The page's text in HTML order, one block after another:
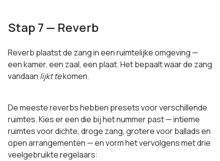
Stap 7 — Reverb
Reverb plaatst de zang in een ruimtelijke omgeving —
een kamer, een zaal, een plaat. Het bepaalt waar de zang
vandaan lijkt tekomen.
De meeste reverbs hebben presets voor verschillende
ruimtes. Kies er een die bij het nummer past — intieme
ruimtes voor dichte, droge zang, grotere voor ballads en
open arrangementen — en vorm het vervolgens met drie
veelgebruikte regelaars: